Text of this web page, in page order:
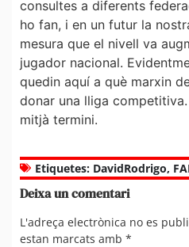
consultes a diferents
ho fan, i en un futur la
mesura que el nivell va
jugador nacional.
quedin aquí a què marxin
donar una lliga
mitjà termini.
Etiquetes: DavidRodrigo,
Deixa un comentari
L'adreça electrònica no es
estan marcats amb *